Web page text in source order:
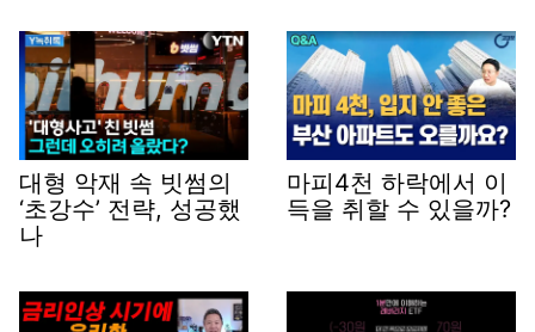
대형 악재 속 빗썸의
‘초강수’ 전략, 성공했
나
마피4천 하락에서 이
득을 취할 수 있을까?